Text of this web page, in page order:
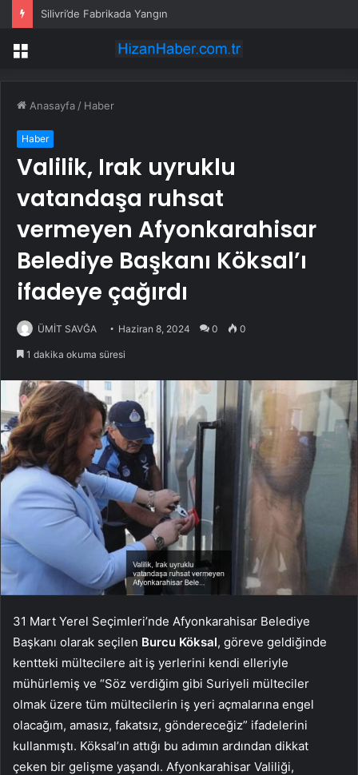
Silivri’de Fabrikada Yangın
Menü
Anasayfa / Haber
Haber
Valilik, Irak uyruklu
vatandaşa ruhsat
vermeyen Afyonkarahisar
Belediye Başkanı Köksal’ı
ifadeye çağırdı
ÜMİT SAVĞA Haziran 8, 2024 0 0
1 dakika okuma süresi
31 Mart Yerel Seçimleri’nde Afyonkarahisar Belediye
Başkanı olarak seçilen Burcu Köksal, göreve geldiğinde
kentteki mültecilere ait iş yerlerini kendi elleriyle
mühürlemiş ve “Söz verdiğim gibi Suriyeli mülteciler
olmak üzere tüm mültecilerin iş yeri açmalarına engel
olacağım, amasız, fakatsız, göndereceğiz” ifadelerini
kullanmıştı. Köksal’ın attığı bu adımın ardından dikkat
çeken bir gelişme yaşandı. Afyonkarahisar Valiliği,